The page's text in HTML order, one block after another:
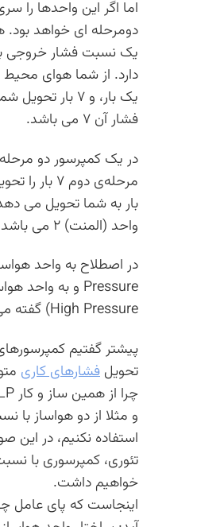
اما اگر این واحدها را
دومرحله ای خواهد بود.
یک نسبت فشار خروجی
دارد. از شما هوای محیط
یک بار، و ۷ بار
فشار آن ۷ می باشد.
در یک کمپرسور دو
بار به شما تحویل می
واحد (المنت) ۲ می باشد.
(High Pressure گفته می شود.
پیشتر گفتیم
تحویل فشارهای کاری
استفاده نکنیم، در این
خواهیم داشت.
اینجاست که پای عامل